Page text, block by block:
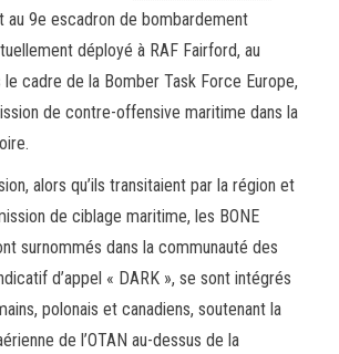
au 9e escadron de bombardement
déployé à RAF Fairford, au
le cadre de la Bomber Task Force Europe,
de contre-offensive maritime dans la
alors qu’ils transitaient par la région et
de ciblage maritime, les BONE
surnommés dans la communauté des
d’appel « DARK », se sont intégrés
polonais et canadiens, soutenant la
de l’OTAN au-dessus de la